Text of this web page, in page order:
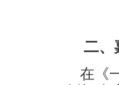
二、
在《